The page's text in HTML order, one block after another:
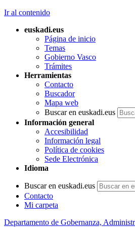
Ir al contenido
euskadi.eus
Página de inicio
Temas
Gobierno Vasco
Trámites
Herramientas
Contacto
Buscador
Mapa web
Buscar en euskadi.eus
Información general
Accesibilidad
Información legal
Política de cookies
Sede Electrónica
Idioma
Buscar en euskadi.eus
Contacto
Mi carpeta
Departamento de Gobernanza,